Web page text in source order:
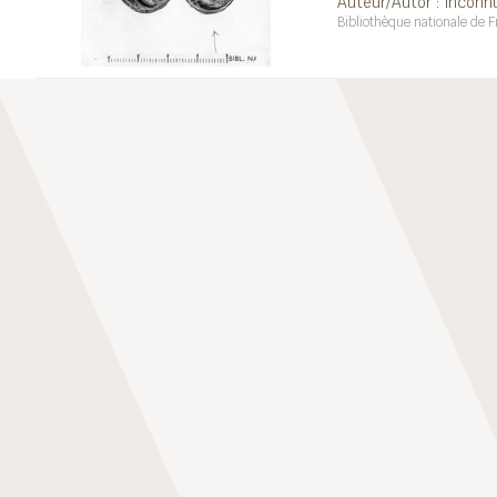
Bibliothèque nationale de